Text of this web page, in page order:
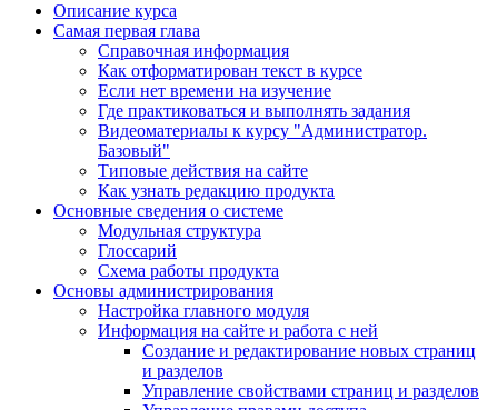
Описание курса
Самая первая глава
Справочная информация
Как отформатирован текст в курсе
Если нет времени на изучение
Где практиковаться и выполнять задания
Видеоматериалы к курсу "Администратор.
Базовый"
Типовые действия на сайте
Как узнать редакцию продукта
Основные сведения о системе
Модульная структура
Глоссарий
Схема работы продукта
Основы администрирования
Настройка главного модуля
Информация на сайте и работа с ней
Создание и редактирование новых страниц
и разделов
Управление свойствами страниц и разделов